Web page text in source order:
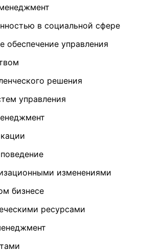
в социальной сфере
обеспечение управления
решения
управления
изменениями
бизнесе
ресурсами